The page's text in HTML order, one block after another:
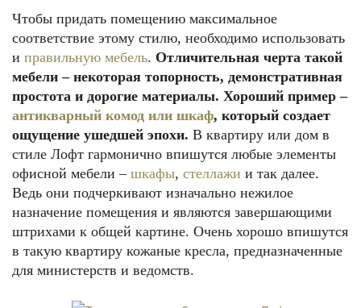
Чтобы придать помещению максимальное
соответствие этому стилю, необходимо использовать
и правильную мебель. Отличительная черта такой
мебели – некоторая топорность, демонстративная
простота и дорогие материалы. Хороший пример –
антикварный комод или шкаф, который создает
ощущение ушедшей эпохи. В квартиру или дом в
стиле Лофт гармонично впишутся любые элементы
офисной мебели – шкафы, стеллажи и так далее.
Ведь они подчеркивают изначально нежилое
назначение помещения и являются завершающими
штрихами к общей картине. Очень хорошо впишутся
в такую квартиру кожаные кресла, предназначенные
для министерств и ведомств.